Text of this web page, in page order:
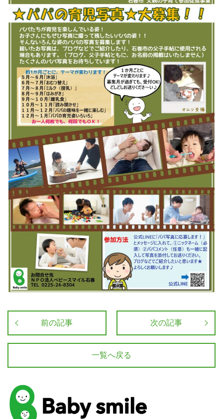
前の記事 次の記事
一覧へ戻る